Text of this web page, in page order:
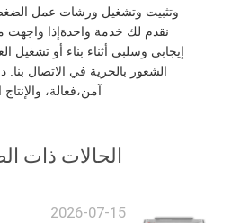
وتثبيت وتشغيل ورشات عمل الضغط
نقدم لك خدمة واحدةإذا
إيجابي وسلبي أثناء بناء أو تشغيل
الشعور بالحرية في الاتصال بنا.
آمن،فعالة،
الحالات ذات
2026-07-15